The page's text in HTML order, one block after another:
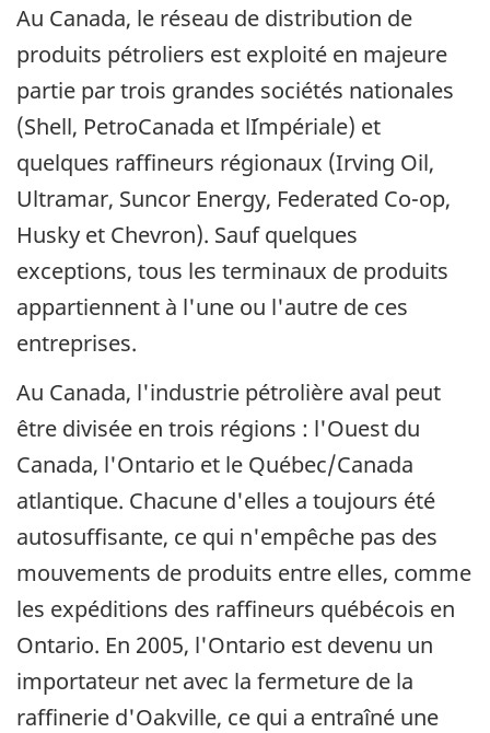
Au Canada, le réseau de distribution de
produits pétroliers est exploité en majeure
partie par trois grandes sociétés nationales
(Shell, PetroCanada et l´Impériale) et
quelques raffineurs régionaux (Irving Oil,
Ultramar, Suncor Energy, Federated Co-op,
Husky et Chevron). Sauf quelques
exceptions, tous les terminaux de produits
appartiennent à l'une ou l'autre de ces
entreprises.
Au Canada, l'industrie pétrolière aval peut
être divisée en trois régions : l'Ouest du
Canada, l'Ontario et le Québec/Canada
atlantique. Chacune d'elles a toujours été
autosuffisante, ce qui n'empêche pas des
mouvements de produits entre elles, comme
les expéditions des raffineurs québécois en
Ontario. En 2005, l'Ontario est devenu un
importateur net avec la fermeture de la
raffinerie d'Oakville, ce qui a entraîné une